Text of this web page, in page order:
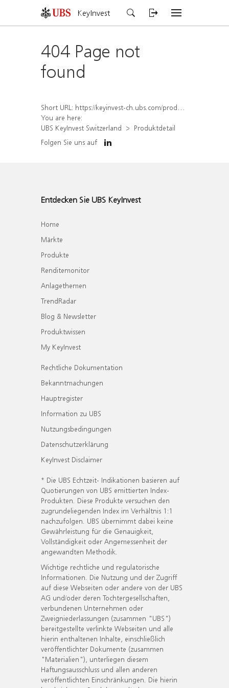
KeyInvest
404 Page not
found
Short URL: https://keyinvest-ch.ubs.com/produkt/detail/index/isin/CH1570490396
You are here:
UBS KeyInvest Switzerland
Produktdetail
Folgen Sie uns auf
Entdecken Sie UBS KeyInvest
Home
Märkte
Produkte
Renditemonitor
Anlagethemen
TrendRadar
Blog & Newsletter
Produktwissen
My KeyInvest
Rechtliche Dokumentation
Bekanntmachungen
Hauptregister
Information zu UBS
Nutzungsbedingungen
Datenschutzerklärung
KeyInvest Disclaimer
* Die UBS Echtzeit- Indikationen basieren auf
Quotierungen von UBS emittierten Index-
Produkten. Diese Produkte versuchen den
zugrundeliegenden Index im Verhältnis 1:1
nachzufolgen. UBS übernimmt dabei keine
Gewährleistung für die Genauigkeit,
Vollständigkeit oder Angemessenheit der
angewandten Methodik.
Wichtige rechtliche und regulatorische
Informationen. Die Nutzung und der Zugriff
auf diese Webseiten oder andere von der UBS
AG und/oder deren Tochtergesellschaften,
verbundenen Unternehmen oder
Zweigniederlassungen (zusammen "UBS")
bereitgestellte verlinkte Webseiten und alle
hierin enthaltenen Inhalte, einschließlich
veröffentlichter Dokumente (zusammen
"Materialien"), unterliegen diesem
Haftungsausschluss und allen anderen
veröffentlichten Einschränkungen. Die hierin